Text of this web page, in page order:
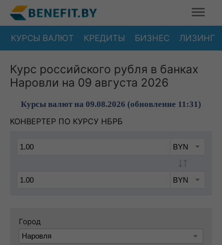
КУРСЫ ВАЛЮТ КРЕДИТЫ БИЗНЕС ЛИЗИНГ
Курс российского рубля в банках
Наровли на 09 августа 2026
Курсы валют на 09.08.2026 (обновление 11:31)
КОНВЕРТЕР ПО КУРСУ НБРБ
Город